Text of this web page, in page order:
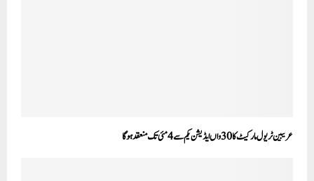
عریبین ٹریول مارکیٹ کا 30واں ایڈیشن یکم سے 4 مئی تک منعقد ہوگا